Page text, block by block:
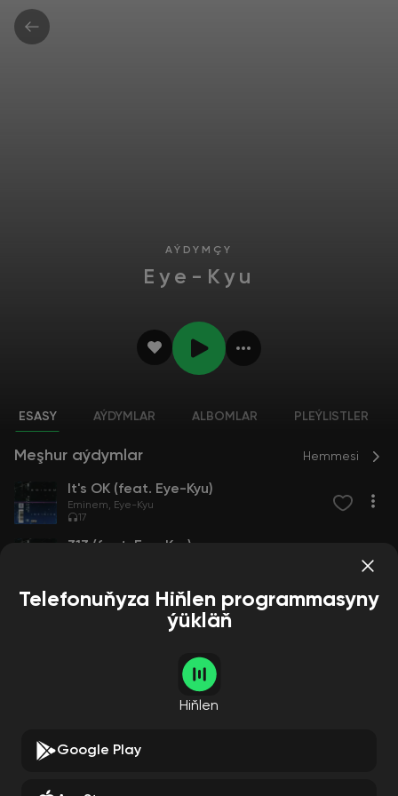
AÝDYMÇY
Eye-Kyu
ESASY AÝDYMLAR ALBOMLAR PLEÝLISTLER
Meşhur aýdymlar Hemmesi
It's OK (feat. Eye-Kyu)
Eminem
Eye-Kyu
17
313 (feat. Eye-Kyu)
Telefonuňyza Hiňlen programmasyny
ýükläň
Hiňlen
Google Play